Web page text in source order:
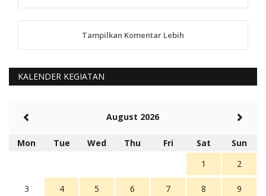
anggy (anakkaos@gmail.com)
Kami perantu bisa baca langsung terkait Pilkada Sumba
5 tahun Yang lalu
Rambu (rambu03@gmail.com)
Berita Polres Sumba Barat Mantap
5 tahun Yang lalu
Balas
16
Tampilkan Komentar Lebih
KALENDER KEGIATAN
August 2026
Mon Tue Wed Thu Fri Sat
Sun
1
2
3 4 5 6 7 8 9